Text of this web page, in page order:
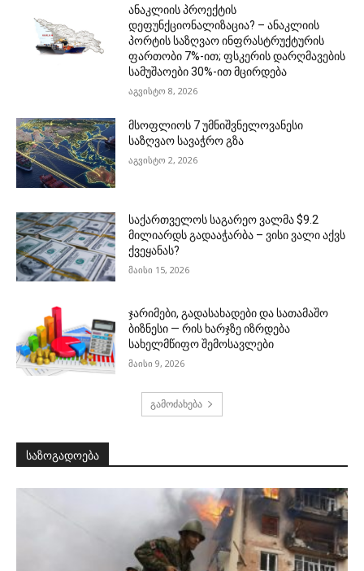
ანაკლიის პროექტის
დეფუნქციონალიზაცია? – ანაკლიის
პორტის საზღვაო ინფრასტრუქტურის
ფართობი 7%-ით; ფსკერის დარღმავების
სამუშაოები 30%-ით მცირდება
აგვისტო 8, 2026
მსოფლიოს 7 უმნიშვნელოვანესი
საზღვაო სავაჭრო გზა
აგვისტო 2, 2026
საქართველოს საგარეო ვალმა $9.2
მილიარდს გადააჭარბა – ვისი ვალი აქვს
ქვეყანას?
მაისი 15, 2026
ჯარიმები, გადასახადები და სათამაშო
ბიზნესი — რის ხარჯზე იზრდება
სახელმწიფო შემოსავლები
მაისი 9, 2026
გამოძახება
საზოგადოება